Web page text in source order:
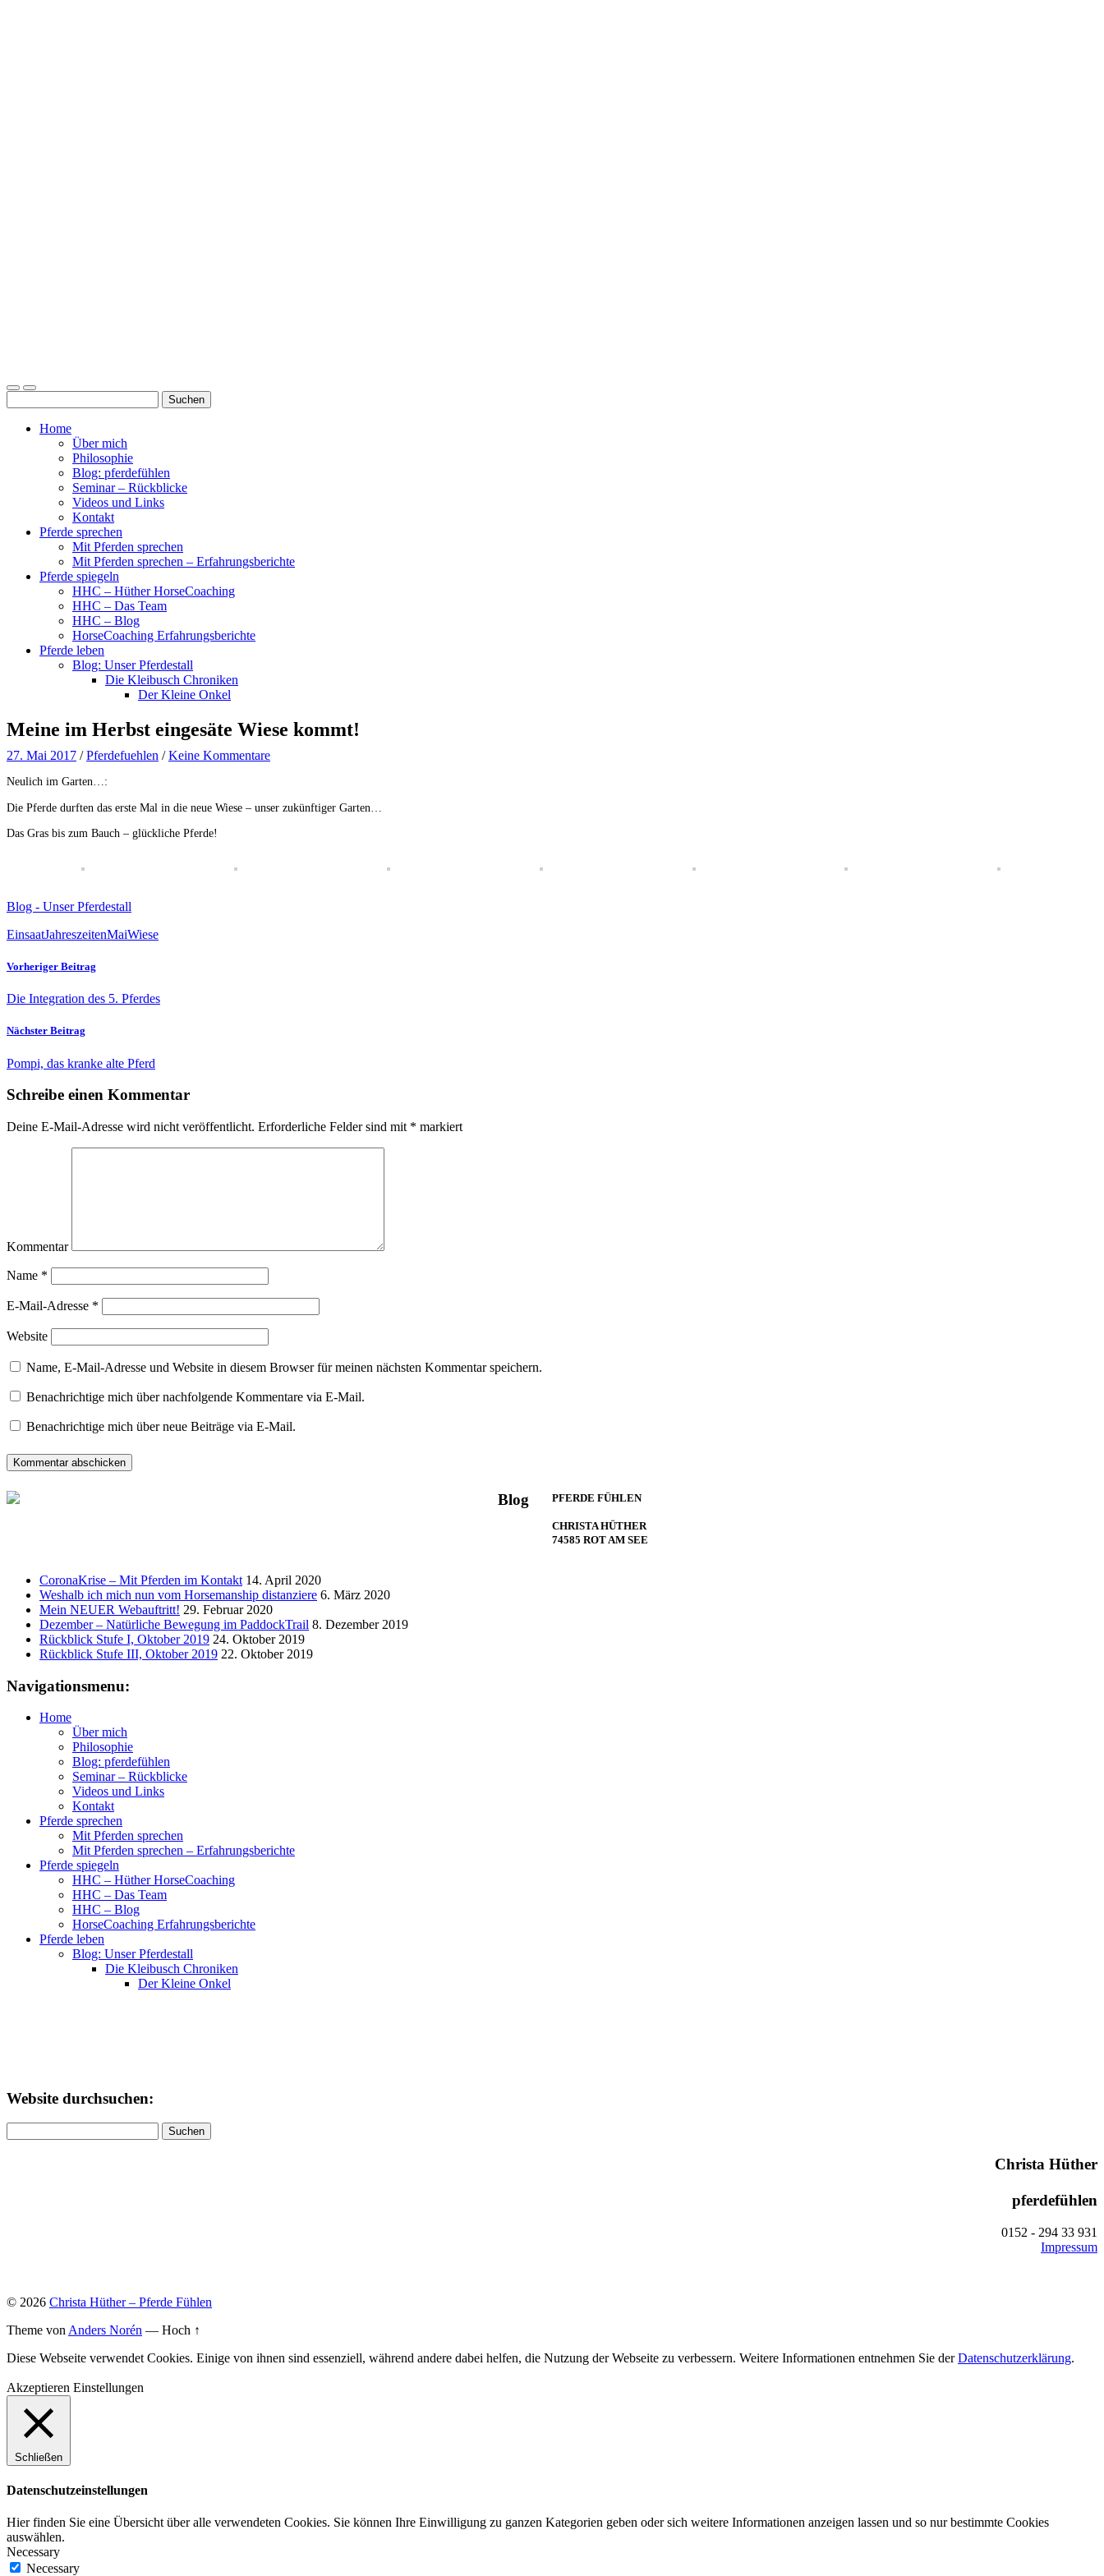
Mobile-
Menü
Suchfeld
ein-/ausblenden
nach:
Home
Über mich
Philosophie
Blog: pferdefühlen
Seminar – Rückblicke
Videos und Links
Kontakt
Pferde sprechen
Mit Pferden sprechen
Mit Pferden sprechen – Erfahrungsberichte
Pferde spiegeln
HHC – Hüther HorseCoaching
HHC – Das Team
HHC – Blog
HorseCoaching Erfahrungsberichte
Pferde leben
Blog: Unser Pferdestall
Die Kleibusch Chroniken
Der Kleine Onkel
Meine im Herbst eingesäte Wiese kommt!
27. Mai 2017 /Pferdefuehlen /Keine Kommentare
Neulich im Garten…:
Die Pferde durften das erste Mal in die neue Wiese – unser zukünftiger Garten…
Das Gras bis zum Bauch – glückliche Pferde!
Blog - Unser Pferdestall
EinsaatJahreszeitenMaiWiese
Vorheriger Beitrag
Die Integration des 5. Pferdes
Nächster Beitrag
Pompi, das kranke alte Pferd
Schreibe einen Kommentar
Deine E-Mail-Adresse wird nicht veröffentlicht. Erforderliche Felder sind mit * markiert
Kommentar
Name *
E-Mail-Adresse *
Website
Name, E-Mail-Adresse und Website in diesem Browser für meinen nächsten Kommentar speichern.
Benachrichtige mich über nachfolgende Kommentare via E-Mail.
Benachrichtige mich über neue Beiträge via E-Mail.
PFERDE FÜHLEN
CHRISTA HÜTHER
74585 ROT AM SEE
Blog
CoronaKrise – Mit Pferden im Kontakt 14. April 2020
Weshalb ich mich nun vom Horsemanship distanziere 6. März 2020
Mein NEUER Webauftritt! 29. Februar 2020
Dezember – Natürliche Bewegung im PaddockTrail 8. Dezember 2019
Rückblick Stufe I, Oktober 2019 24. Oktober 2019
Rückblick Stufe III, Oktober 2019 22. Oktober 2019
Navigationsmenu:
Home
Über mich
Philosophie
Blog: pferdefühlen
Seminar – Rückblicke
Videos und Links
Kontakt
Pferde sprechen
Mit Pferden sprechen
Mit Pferden sprechen – Erfahrungsberichte
Pferde spiegeln
HHC – Hüther HorseCoaching
HHC – Das Team
HHC – Blog
HorseCoaching Erfahrungsberichte
Pferde leben
Blog: Unser Pferdestall
Die Kleibusch Chroniken
Der Kleine Onkel
Website durchsuchen:
nach:
Christa Hüther
pferdefühlen
0152 - 294 33 931
Impressum
© 2026 Christa Hüther – Pferde Fühlen
Theme von Anders Norén — Hoch ↑
Diese Webseite verwendet Cookies. Einige von ihnen sind essenziell, während andere dabei helfen, die Nutzung der Webseite zu verbessern. Weitere Informationen entnehmen Sie derDatenschutzerklärung.
Akzeptieren Einstellungen
Schließen
Datenschutzeinstellungen
Hier finden Sie eine Übersicht über alle verwendeten Cookies. Sie können Ihre Einwilligung zu ganzen Kategorien geben oder sich weitere Informationen anzeigen lassen und so nur bestimmte Cookies
auswählen.
Necessary
Necessary